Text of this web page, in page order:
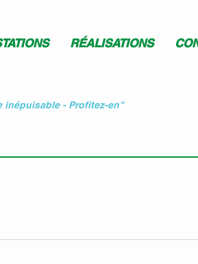
RÉALISATIONS
inépuisable - Profitez-en"